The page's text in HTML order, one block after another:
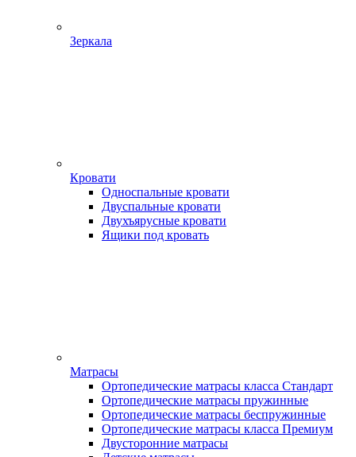
Зеркала
Кровати
Односпальные кровати
Двуспальные кровати
Двухъярусные кровати
Ящики под кровать
Матрасы
Ортопедические матрасы класса Стандарт
Ортопедические матрасы пружинные
Ортопедические матрасы беспружинные
Ортопедические матрасы класса Премиум
Двусторонние матрасы